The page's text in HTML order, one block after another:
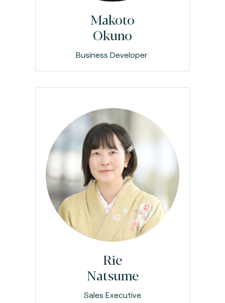
Makoto
Okuno
Business Developer
Rie
Natsume
Sales Executive